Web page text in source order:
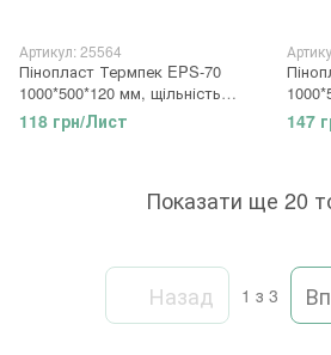
Артикул: 25564
Пінопласт Термпек EPS-70
1000*500*120 мм, щільність
13кг/м3
118 грн/Лист
13кг/
147
Показати ще 20
Назад 1 з 3